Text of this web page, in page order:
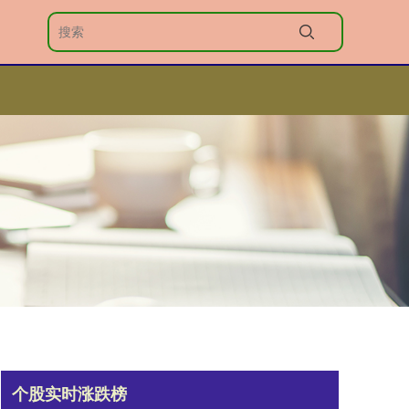
个股实时涨跌榜